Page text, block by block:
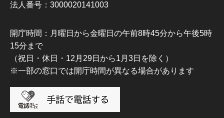
法人番号：3000020141003
開庁時間：月曜日から金曜日の午前8時45分から午後5時
15分まで
（祝日・休日・12月29日から1月3日を除く）
※一部の窓口では開庁時間が異なる場合があります